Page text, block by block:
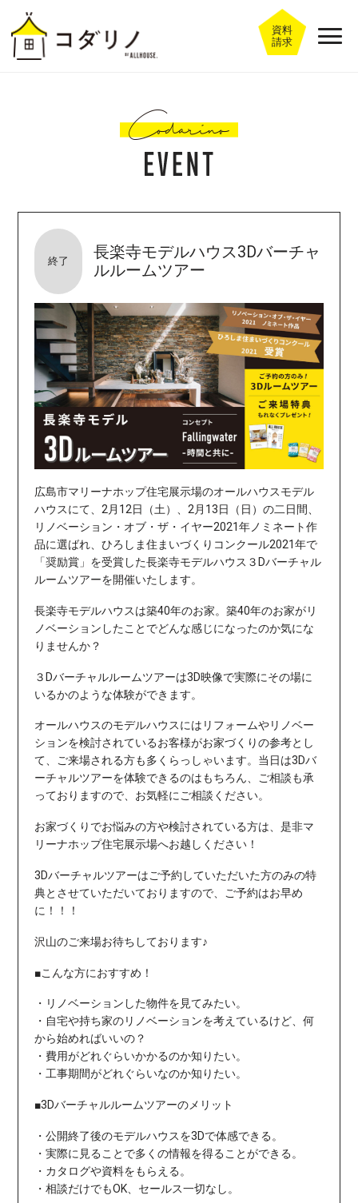
資料
請求
終了
長楽寺モデルハウス3Dバーチャ
ルルームツアー
広島市マリーナホップ住宅展示場のオールハウスモデル
ハウスにて、2月12日（土）、2月13日（日）の二日間、
リノベーション・オブ・ザ・イヤー2021年ノミネート作
品に選ばれ、ひろしま住まいづくりコンクール2021年で
「奨励賞 」を受賞した長楽寺モデルハウス３Dバーチャル
ルームツアーを開催いたします。
長楽寺モデルハウスは築40年のお家。築40年のお家がリ
ノベーションしたことでどんな感じになったのか気にな
りませんか？
３Dバーチャルルームツアーは3D映像で実際にその場に
いるかのような体験ができます。
オールハウスのモデルハウスには リフォームやリノベー
ションを検討されているお客様がお家づくりの参考とし
て、ご来場される方も多くらっしゃいます。当日は3Dバ
ーチャルツアーを体験できるのはもちろん、ご相談も承
っておりますので、お気軽にご相談ください。
お家づくりでお悩みの方や検討されている方は、是非マ
リーナホップ住宅展示場へお越しください！
3Dバーチャルツアーはご予約していただいた方のみの特
典とさせていただいておりますので、 ご予約はお早め
に！！！
沢山のご来場お待ちしております♪
■こんな方におすすめ！
・リノベーションした物件を見てみたい。
・自宅や持ち家のリノベーションを考えているけど、何
から始めればいいの？
・費用がどれぐらいかかるのか知りたい。
・工事期間がどれぐらいなのか知りたい。
■3Dバーチャルルームツアーのメリット
・公開終了後のモデルハウスを3Dで体感できる。
・実際に見ることで多くの情報を得ることができる。
・カタログや資料をもらえる。
・相談だけでもOK、セールス一切なし。